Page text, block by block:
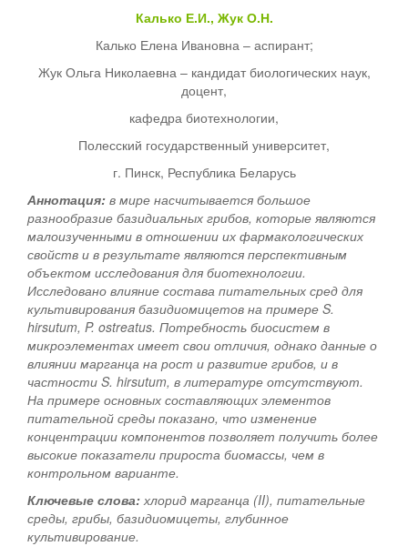
Калько Е.И., Жук О.Н.
Калько Елена Ивановна – аспирант;
Жук Ольга Николаевна – кандидат биологических наук,
доцент,
кафедра биотехнологии,
Полесский государственный университет,
г. Пинск, Республика Беларусь
Аннотация: в мире насчитывается большое
разнообразие базидиальных грибов, которые являются
малоизученными в отношении их фармакологических
свойств и в результате являются перспективным
объектом исследования для биотехнологии.
Исследовано влияние состава питательных сред для
культивирования базидиомицетов на примере S.
hirsutum, P. ostreatus. Потребность биосистем в
микроэлементах имеет свои отличия, однако данные о
влиянии марганца на рост и развитие грибов, и в
частности S. hirsutum, в литературе отсутствуют.
На примере основных составляющих элементов
питательной среды показано, что изменение
концентрации компонентов позволяет получить более
высокие показатели прироста биомассы, чем в
контрольном варианте.
Ключевые слова: хлорид марганца (II), питательные
среды, грибы, базидиомицеты, глубинное
культивирование.